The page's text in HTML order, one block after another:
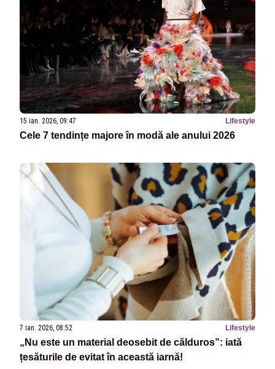
15 ian. 2026, 09:47 Lifestyle
Cele 7 tendințe majore în modă ale anului 2026
7 ian. 2026, 08:52 Lifestyle
„Nu este un material deosebit de călduros”: iată
țesăturile de evitat în această iarnă!